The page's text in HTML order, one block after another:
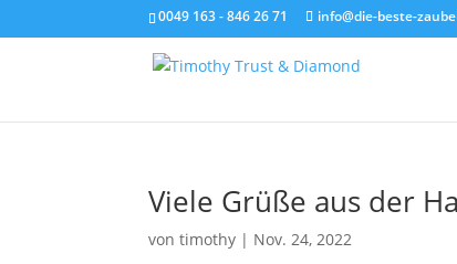
0049 163 - 846 26 71 info@die-beste-
Viele Grüße aus der
vontimothy | Nov. 24, 2022